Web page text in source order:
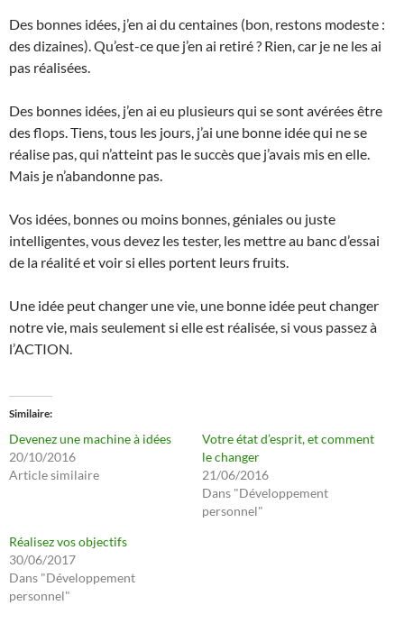
Des bonnes idées, j’en ai du centaines (bon, restons modeste :
des dizaines). Qu’est-ce que j’en ai retiré ? Rien, car je ne les ai
pas réalisées.
Des bonnes idées, j’en ai eu plusieurs qui se sont avérées être
des flops. Tiens, tous les jours, j’ai une bonne idée qui ne se
réalise pas, qui n’atteint pas le succès que j’avais mis en elle.
Mais je n’abandonne pas.
Vos idées, bonnes ou moins bonnes, géniales ou juste
intelligentes, vous devez les tester, les mettre au banc d’essai
de la réalité et voir si elles portent leurs fruits.
Une idée peut changer une vie, une bonne idée peut changer
notre vie, mais seulement si elle est réalisée, si vous passez à
l’ACTION.
Similaire
Devenez une machine à idées
20/10/2016
Article similaire
Votre état d’esprit, et comment
le changer
21/06/2016
Dans "Développement
personnel"
Réalisez vos objectifs
30/06/2017
Dans "Développement
personnel"